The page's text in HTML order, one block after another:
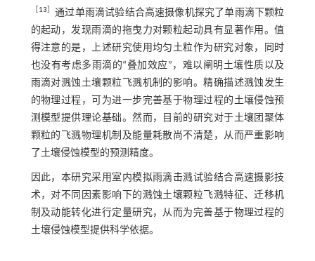
13 ］通过单雨滴试验结合高速摄像机探究了单雨滴下颗粒
的起动，发现雨滴的拖曳力对颗粒起动具有显著作用。值
得注意的是，上述研究使用均匀土粒作为研究对象，同时
也没有考虑多雨滴的“叠加效应”，难以阐明土壤性质以及
雨滴对溅蚀土壤颗粒飞溅机制的影响。精确描述溅蚀发生
的物理过程，可为进一步完善基于物理过程的土壤侵蚀预
测模型提供理论基础。然而，目前的研究对于土壤团聚体
颗粒的飞溅物理机制及能量耗散尚不清楚，从而严重影响
了土壤侵蚀模型的预测精度。
因此，本研究采用室内模拟雨滴击溅试验结合高速摄影技
术，对不同因素影响下的溅蚀土壤颗粒飞溅特征、迁移机
制及动能转化进行定量研究，从而为完善基于物理过程的
土壤侵蚀模型提供科学依据。